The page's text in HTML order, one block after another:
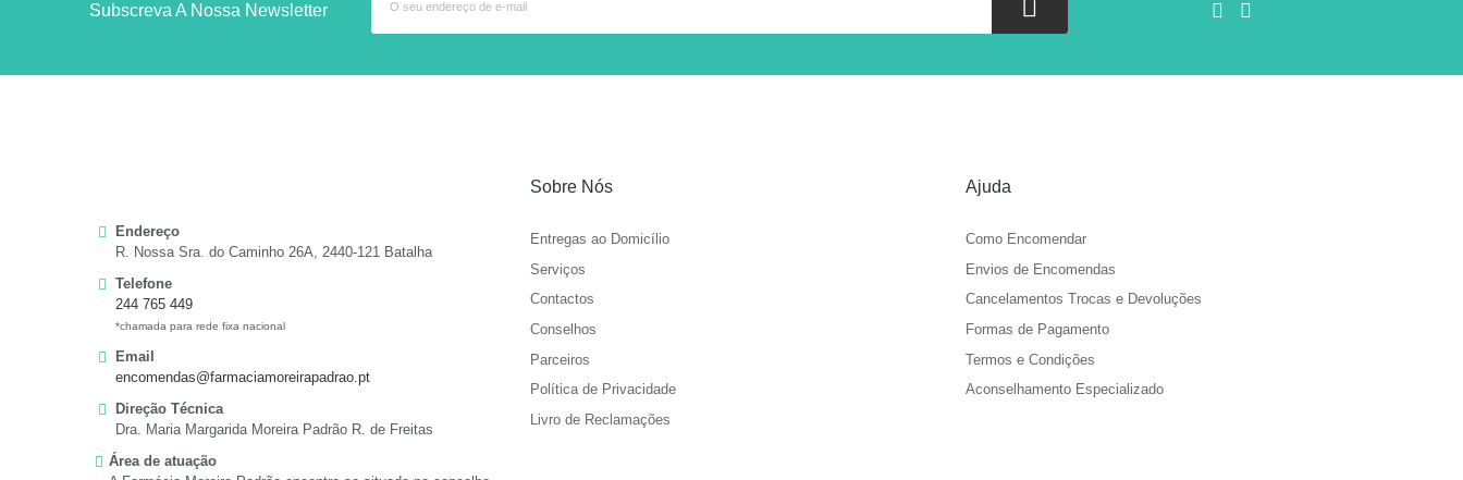
Subscreva A Nossa Newsletter
Endereço
R. Nossa Sra. do Caminho 26A, 2440-121 Batalha
Telefone
244 765 449
*chamada para rede fixa nacional
Email
encomendas@farmaciamoreirapadrao.pt
Direção Técnica
Dra. Maria Margarida Moreira Padrão R. de Freitas
Área de atuação
Sobre Nós
Entregas ao Domicílio
Serviços
Contactos
Conselhos
Parceiros
Política de Privacidade
Livro de Reclamações
Ajuda
Como Encomendar
Envios de Encomendas
Cancelamentos Trocas e Devoluções
Formas de Pagamento
Termos e Condições
Aconselhamento Especializado